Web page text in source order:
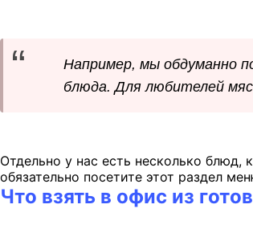
Например, мы обдуманно
блюда. Для любителей
Отдельно у нас есть несколько блюд,
обязательно посетите этот раздел
Что взять в офис из